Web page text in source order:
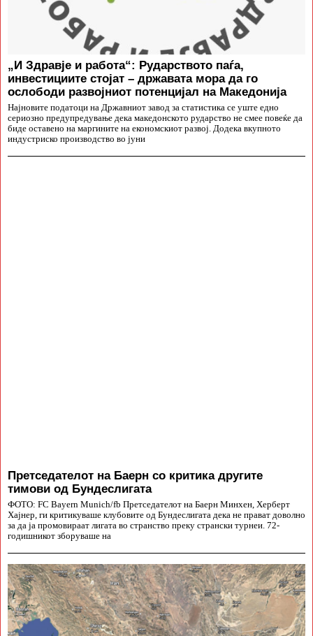
„И Здравје и работа“: Рударството паѓа,
инвестициите стојат – државата мора да го
ослободи развојниот потенцијал на Македонија
Најновите податоци на Државниот завод за статистика се уште едно
сериозно предупредување дека македонското рударство не смее повеќе да
биде оставено на маргините на економскиот развој. Додека вкупното
индустриско производство во јуни
Претседателот на Баерн со критика другите
тимови од Бундеслигата
ФОТО: FC Bayern Munich/fb Претседателот на Баерн Минхен, Херберт
Хајнер, ги критикуваше клубовите од Бундеслигата дека не прават доволно
за да ја промовираат лигата во странство преку странски турнеи. 72-
годишникот зборуваше на